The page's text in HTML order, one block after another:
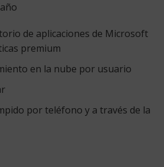
de aplicaciones de Microsoft
premium
en la nube por usuario
por teléfono y a través de la